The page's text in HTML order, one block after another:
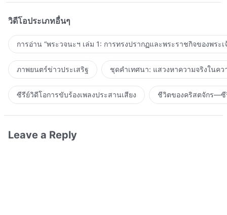
วิดีโอประเภทอื่นๆ
การอ่าน “พระวจนะฯ เล่ม 1: การทรงปรากฏและพระราชกิจของพระเ
ภาพยนตร์ข่าวประเสริฐ ชุดคำเทศนา: แสวงหาความจริงในคว
ซีรีย์วิดีโอการขับร้องเพลงประสานเสียง ชีวิตของคริสตจักร—ซี
Leave a Reply